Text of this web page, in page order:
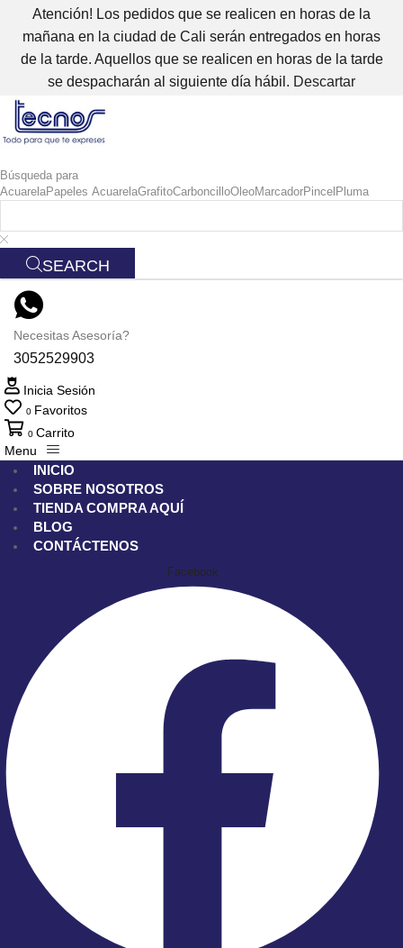
Atención! Los pedidos que se realicen en horas de la
mañana en la ciudad de Cali serán entregados en horas
de la tarde. Aquellos que se realicen en horas de la tarde
se despacharán al siguiente día hábil. Descartar
Búsqueda para
AcuarelaPapeles AcuarelaGrafitoCarboncilloOleoMarcadorPincel Pluma
SEARCH
Necesitas Asesoría?
3052529903
Inicia Sesión
0 Favoritos
0 Carrito
Menu
INICIO
SOBRE NOSOTROS
TIENDA COMPRA AQUÍ
BLOG
CONTÁCTENOS
Facebook